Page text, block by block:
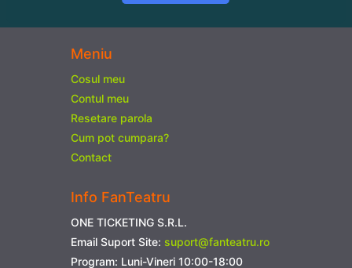
Meniu
Cosul meu
Contul meu
Resetare parola
Cum pot cumpara?
Contact
Info FanTeatru
ONE TICKETING S.R.L.
Email Suport Site: suport@fanteatru.ro
Program: Luni-Vineri 10:00-18:00